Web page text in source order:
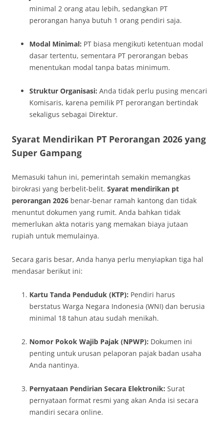
minimal 2 orang atau lebih, sedangkan PT
perorangan hanya butuh 1 orang pendiri saja.
Modal Minimal: PT biasa mengikuti ketentuan modal
dasar tertentu, sementara PT perorangan bebas
menentukan modal tanpa batas minimum.
Struktur Organisasi: Anda tidak perlu pusing mencari
Komisaris, karena pemilik PT perorangan bertindak
sekaligus sebagai Direktur.
Syarat Mendirikan PT Perorangan 2026 yang
Super Gampang
Memasuki tahun ini, pemerintah semakin memangkas
birokrasi yang berbelit-belit. Syarat mendirikan pt
perorangan 2026 benar-benar ramah kantong dan tidak
menuntut dokumen yang rumit. Anda bahkan tidak
memerlukan akta notaris yang memakan biaya jutaan
rupiah untuk memulainya.
Secara garis besar, Anda hanya perlu menyiapkan tiga hal
mendasar berikut ini:
Kartu Tanda Penduduk (KTP): Pendiri harus
berstatus Warga Negara Indonesia (WNI) dan berusia
minimal 18 tahun atau sudah menikah.
Nomor Pokok Wajib Pajak (NPWP): Dokumen ini
penting untuk urusan pelaporan pajak badan usaha
Anda nantinya.
Pernyataan Pendirian Secara Elektronik: Surat
pernyataan format resmi yang akan Anda isi secara
mandiri secara online.